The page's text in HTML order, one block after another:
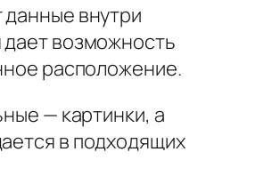
внутри
возможность
расположение.
— картинки, а
в подходящих